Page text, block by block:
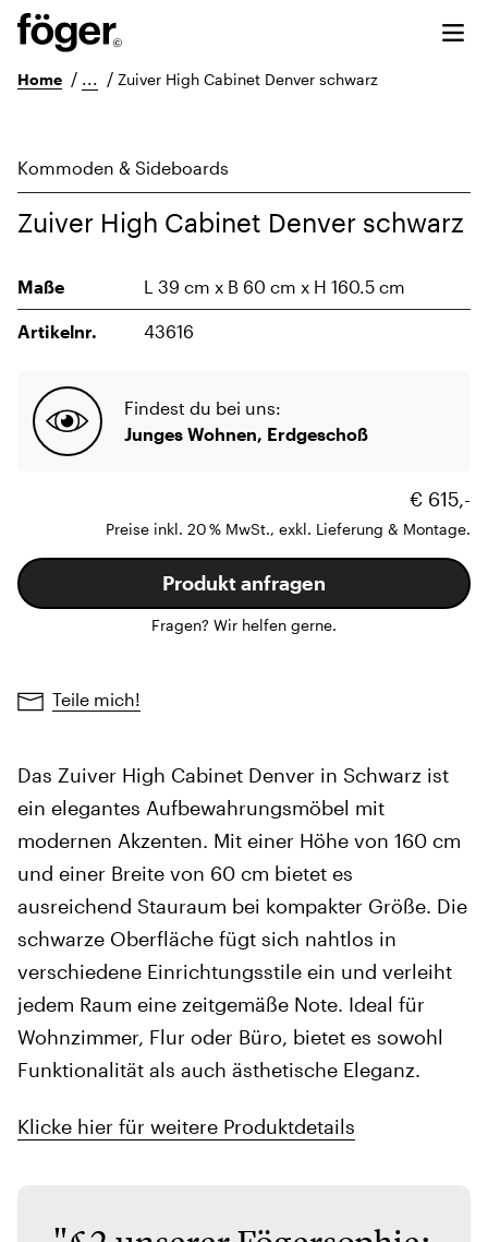
Home / ... / Zuiver High Cabinet Denver schwarz
Kommoden & Sideboards
Zuiver High Cabinet Denver schwarz
Maße L 39 cm x B 60 cm x H 160.5 cm
Artikelnr. 43616
Findest du bei uns:
Junges Wohnen, Erdgeschoß
€ 615,-
Preise inkl. 20 % MwSt., exkl. Lieferung & Montage.
Produkt anfragen
Fragen? Wir helfen gerne.
Teile mich!
Das Zuiver High Cabinet Denver in Schwarz ist
ein elegantes Aufbewahrungsmöbel mit
modernen Akzenten. Mit einer Höhe von 160 cm
und einer Breite von 60 cm bietet es
ausreichend Stauraum bei kompakter Größe. Die
schwarze Oberfläche fügt sich nahtlos in
verschiedene Einrichtungsstile ein und verleiht
jedem Raum eine zeitgemäße Note. Ideal für
Wohnzimmer, Flur oder Büro, bietet es sowohl
Funktionalität als auch ästhetische Eleganz.
Klicke hier für weitere Produktdetails